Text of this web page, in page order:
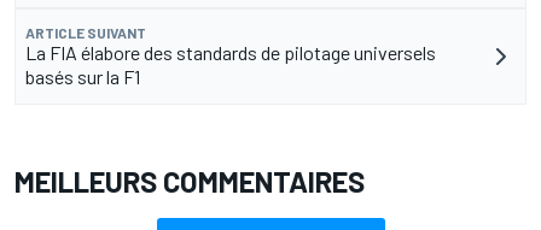
ARTICLE SUIVANT
La FIA élabore des standards de pilotage universels
basés sur la F1
MEILLEURS COMMENTAIRES